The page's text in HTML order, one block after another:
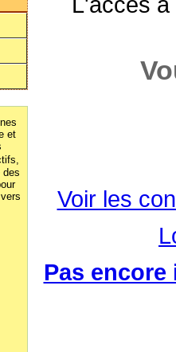
et
des
Voir les
Pas